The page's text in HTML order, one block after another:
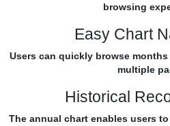
browsing
Easy Chart
Users can quickly browse
multiple
Historical
The annual chart enables users